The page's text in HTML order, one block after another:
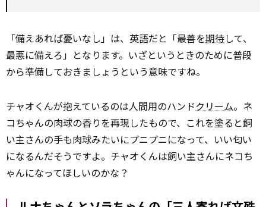
「備えあれば憂いなし」は、英語だと「最善を期待して、
最悪に備えろ」となります。いざというときのために普段
から準備しておきましょうという意味ですね。
チャオくんが抱えているのは人間用のハンドクリーム。ネ
コちゃんの肉球の香りを再現したもので、これを塗ると飼
い主さんの手も肉球みたいにプニプニになって、いい匂い
になるんだそうですよ。チャオくんは飼い主さんにネコち
ゃんになってほしいのかな？